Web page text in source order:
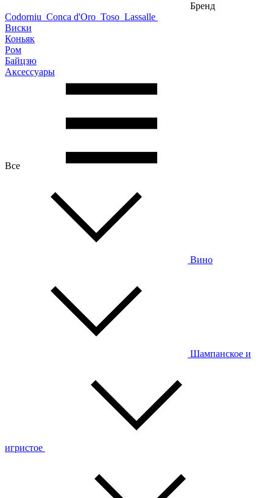
Бренд
Codorniu Conca d'Oro Toso Lassalle
Виски
Коньяк
Ром
Байцзю
Аксессуары
Все
Вино
Шампанское и
игристое